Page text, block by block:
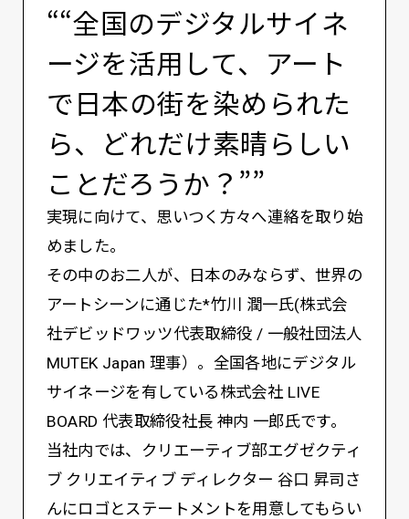
““全国のデジタルサイネ
ージを活用して、アート
で日本の街を染められた
ら、どれだけ素晴らしい
ことだろうか？””
実現に向けて、思いつく方々へ連絡を取り始
めました。
その中のお二人が、日本のみならず、世界の
アートシーンに通じた*竹川 潤一氏(株式会
社デビッドワッツ代表取締役 / 一般社団法人
MUTEK Japan 理事）。全国各地にデジタル
サイネージを有している株式会社 LIVE
BOARD 代表取締役社長 神内 一郎氏です。
当社内では、クリエーティブ部エグゼクティ
ブ クリエイティブ ディレクター 谷口 昇司さ
んにロゴとステートメントを用意してもらい